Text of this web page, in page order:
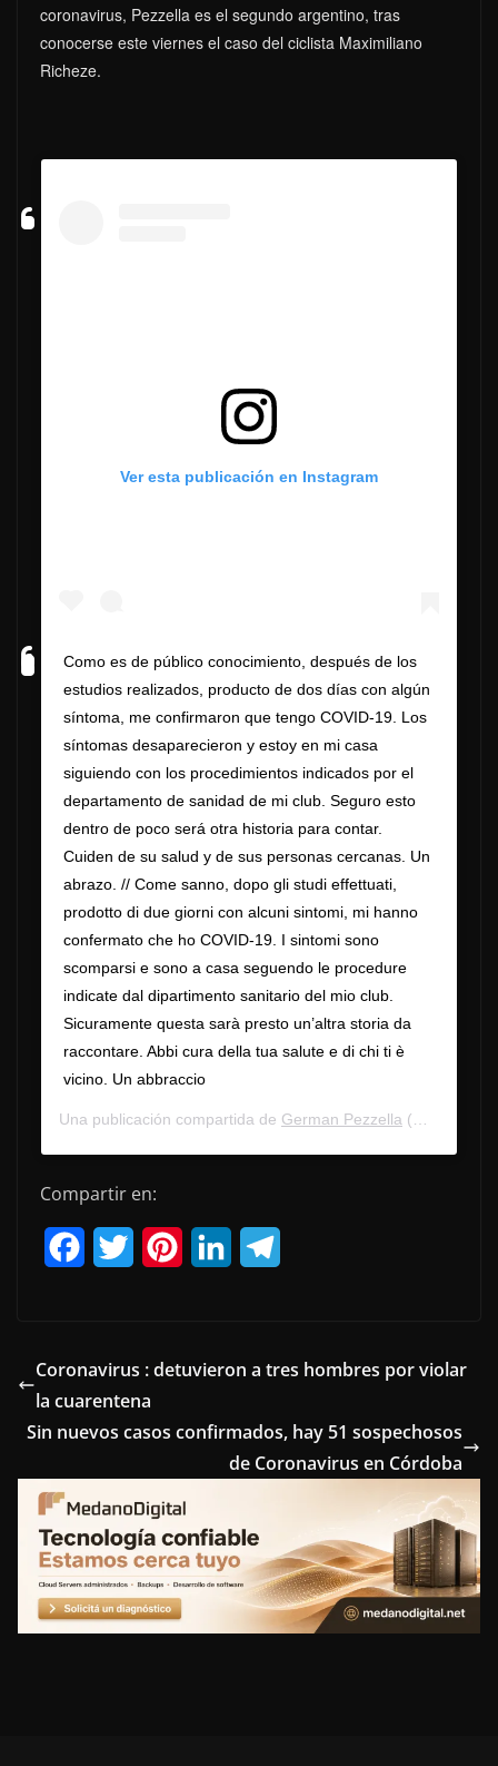
coronavirus, Pezzella es el segundo argentino, tras
conocerse este viernes el caso del ciclista Maximiliano
Richeze.
Ver esta publicación en Instagram
Como es de público conocimiento, después de los
estudios realizados, producto de dos días con algún
síntoma, me confirmaron que tengo COVID-19. Los
síntomas desaparecieron y estoy en mi casa
siguiendo con los procedimientos indicados por el
departamento de sanidad de mi club. Seguro esto
dentro de poco será otra historia para contar.
Cuiden de su salud y de sus personas cercanas. Un
abrazo. // Come sanno, dopo gli studi effettuati,
prodotto di due giorni con alcuni sintomi, mi hanno
confermato che ho COVID-19. I sintomi sono
scomparsi e sono a casa seguendo le procedure
indicate dal dipartimento sanitario del mio club.
Sicuramente questa sarà presto un’altra storia da
raccontare. Abbi cura della tua salute e di chi ti è
vicino. Un abbraccio
Una publicación compartida de German Pezzella (@germanpezzella) el
Compartir en:
e
b
k
t
t
t
s
t
k
n
e
r
Coronavirus : detuvieron a tres hombres por violar
la cuarentena
Sin nuevos casos confirmados, hay 51 sospechosos
de Coronavirus en Córdoba